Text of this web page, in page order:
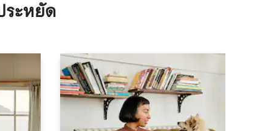
ระหยัด